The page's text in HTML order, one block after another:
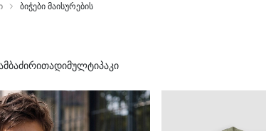
ბიჭები მაისურების
ძირითადიმულტიპაკი